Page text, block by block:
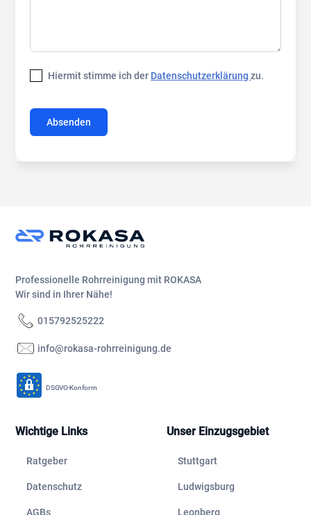
Hiermit stimme ich der Datenschutzerklärungzu.
Professionelle Rohrreinigung mit ROKASA
Wir sind in Ihrer Nähe!
015792525222
info@rokasa-rohrreinigung.de
DSGVO-Konform
Wichtige Links
Ratgeber
Datenschutz
AGBs
Unser Einzugsgebiet
Stuttgart
Ludwigsburg
Leonberg